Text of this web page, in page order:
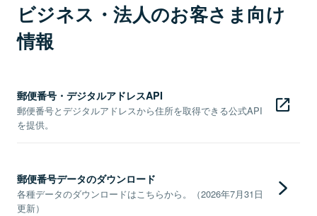
ビジネス・法人のお客さま向け
情報
郵便番号・デジタルアドレスAPI
郵便番号とデジタルアドレスから住所を取得できる公式API
を提供。
郵便番号データのダウンロード
各種データのダウンロードはこちらから。（2026年7月31日
更新）